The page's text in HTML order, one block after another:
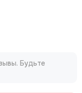
Будьте